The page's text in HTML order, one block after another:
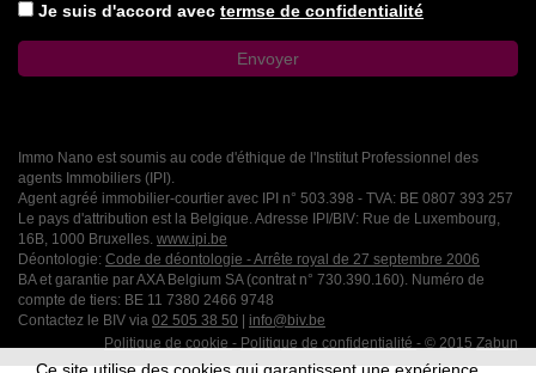
Je suis d'accord avec termse de confidentialité
Immo Nano est soumis au code d'éthique de l'Institut Professionnel des
agents Immobiliers (IPI).
Agent agréé immobilier-courtier avec IPI n° 503.398 - TVA: BE 0807 393 257
Le pays d'attribution est la Belgique. Adresse IPI/BIV: Rue de Luxembourg,
16B, 1000 Bruxelles. www.ipi.be
Déontologie: Code de déontologie - Arrête royal de 27 septembre 2006
BA et garantie par AXA Belgium SA (contrat n° 730.390.160). Numéro de
compte de tiers: BE 11 7380 2466 9748
Contactez le BIV via 02 505 38 50
info@biv.be
Politique de cookie - Politique de confidentialité - © 2015 Zabun